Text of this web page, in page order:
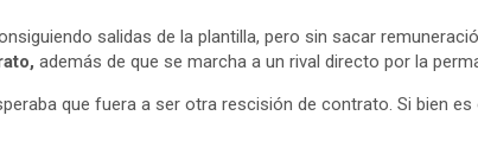
salidas de la plantilla, pero sin sacar
además de que se marcha a un rival directo por la
que fuera a ser otra rescisión de contrato. Si bien